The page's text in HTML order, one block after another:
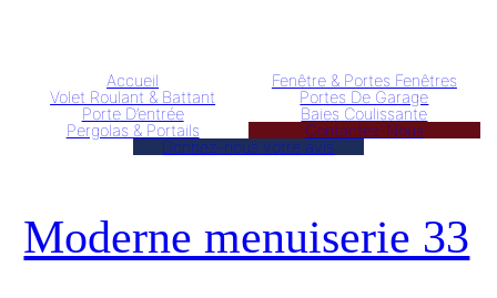
Accueil
Fenêtre & Portes Fenêtres
Volet Roulant & Battant
Portes De Garage
Porte D’entrée
Baies Coulissante
Pergolas & Portails
Contactez-Nous
Donnez–nous votre avis
Moderne menuiserie 33